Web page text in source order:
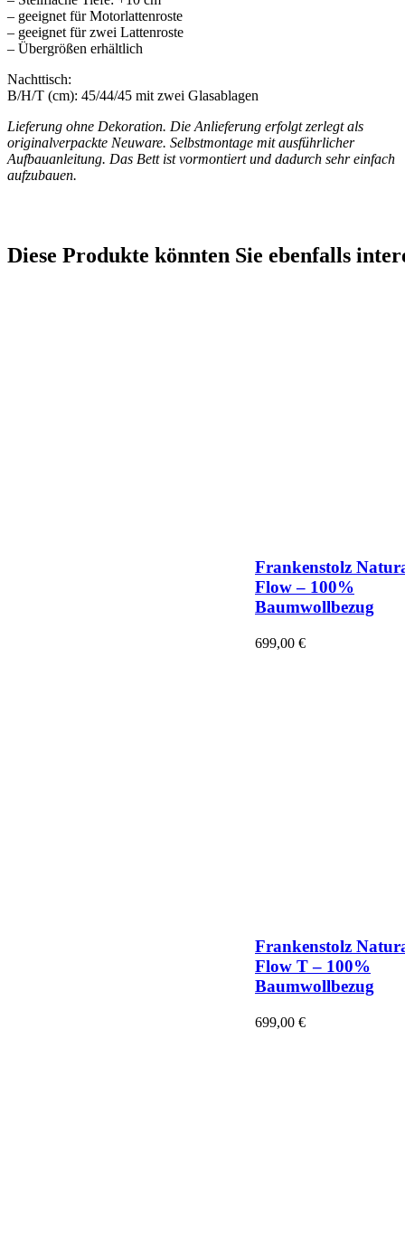
– geeignet für Motorlattenroste
– geeignet für zwei Lattenroste
– Übergrößen erhältlich
Nachttisch:
B/H/T (cm): 45/44/45 mit zwei Glasablagen
Lieferung ohne Dekoration. Die Anlieferung erfolgt zerlegt als
originalverpackte Neuware. Selbstmontage mit ausführlicher
Aufbauanleitung. Das Bett ist vormontiert und dadurch sehr einfach
aufzubauen.
Diese Produkte könnten Sie ebenfalls
Frankenstolz
Flow – 100%
Baumwollbezug
699,00 €
Frankenstolz
Flow T – 100%
Baumwollbezug
699,00 €